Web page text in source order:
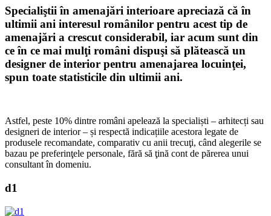
Specialiştii în amenajări interioare apreciază că în
ultimii ani interesul românilor pentru acest tip de
amenajări a crescut considerabil, iar acum sunt din
ce în ce mai mulţi români dispuşi să plătească un
designer de interior pentru amenajarea locuinţei,
spun toate statisticile din ultimii ani.
Astfel, peste 10% dintre români apelează la specialiști – arhitecți sau
designeri de interior – și respectă indicațiile acestora legate de
produsele recomandate, comparativ cu anii trecuţi, când alegerile se
bazau pe preferinţele personale, fără să ţină cont de părerea unui
consultant în domeniu.
d1